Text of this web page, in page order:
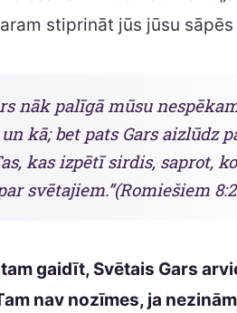
stiprināt jūs jūsu sāpēs
nāk palīgā mūsu
kā; bet pats Gars aizlūdz
kas izpētī sirdis, saprot,
svētajiem.”(Romiešiem
gaidīt, Svētais Gars
nav nozīmes, ja